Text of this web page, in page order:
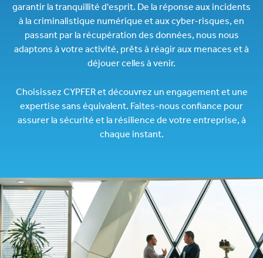
garantir la tranquillité d'esprit. De la réponse aux incidents
à la criminalistique numérique et aux cyber-risques, en
passant par la récupération des données, nous nous
adaptons à votre activité, prêts à réagir aux menaces et à
déjouer celles à venir.
Choisissez CYPFER et découvrez un engagement et une
expertise sans équivalent. Faites-nous confiance pour
assurer la sécurité et la résilience de votre entreprise, à
chaque instant.